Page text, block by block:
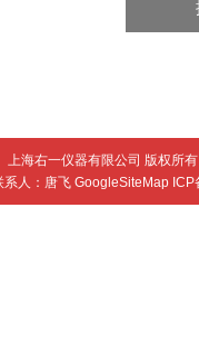
上海右一仪器有限公司 版权所
系人：唐飞GoogleSiteMap